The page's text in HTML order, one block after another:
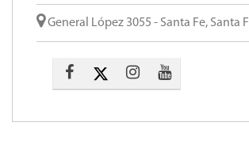
General López 3055 - Santa Fe, Santa